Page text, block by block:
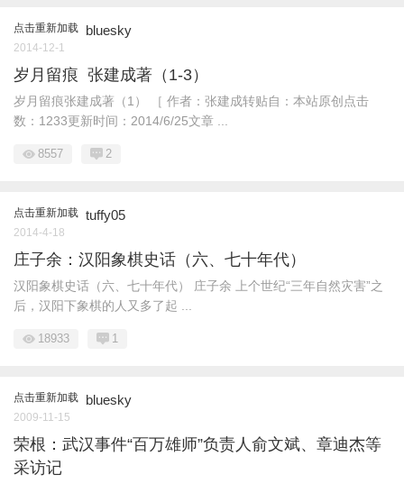
点击重新加载 bluesky
2014-12-1
岁月留痕 张建成著（1-3）
岁月留痕张建成著（1） ［ 作者：张建成转贴自：本站原创点击
数：1233更新时间：2014/6/25文章 ...
8557 2
点击重新加载 tuffy05
2014-4-18
庄子余：汉阳象棋史话（六、七十年代）
汉阳象棋史话（六、七十年代） 庄子余 上个世纪“三年自然灾害”之
后，汉阳下象棋的人又多了起 ...
18933 1
点击重新加载 bluesky
2009-11-15
荣根：武汉事件“百万雄师”负责人俞文斌、章迪杰等
采访记